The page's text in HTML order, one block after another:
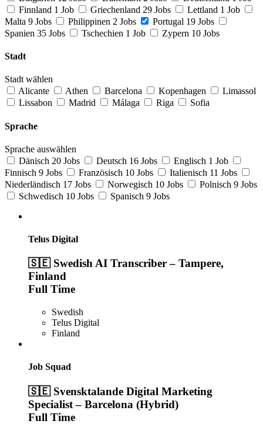
Finnland 1 Job Griechenland 29 Jobs Lettland 1 Job
Malta 9 Jobs Philippinen 2 Jobs Portugal 19 Jobs
Spanien 35 Jobs Tschechien 1 Job Zypern 10 Jobs
Stadt
Stadt wählen
Alicante
Athen Barcelona Kopenhagen
Limassol
Lissabon
Madrid Málaga Riga Sofia
Sprache
Sprache auswählen
Dänisch 20 Jobs Deutsch 16 Jobs Englisch 1 Job
Finnisch 9 Jobs Französisch 10 Jobs Italienisch 11 Jobs
Niederländisch 17 Jobs Norwegisch 10 Jobs Polnisch 9 Jobs
Schwedisch 10 Jobs Spanisch 9 Jobs
Telus Digital
🇸🇪 Swedish AI Transcriber – Tampere,
Finland
Full Time
Swedish
Telus Digital
Finland
Job Squad
🇸🇪 Svensktalande Digital Marketing
Specialist – Barcelona (Hybrid)
Full Time